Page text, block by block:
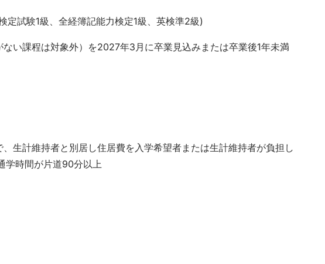
定試験1級、全経簿記能力検定1級、英検準2級)
い課程は対象外）を2027年3月に卒業見込みまたは卒業後1年未満
生計維持者と別居し住居費を入学希望者または生計維持者が負担し
学時間が片道90分以上